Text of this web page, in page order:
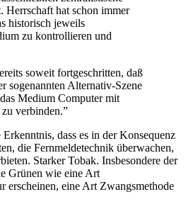
Herrschaft hat schon immer
historisch jeweils
zu kontrollieren und
soweit fortgeschritten, daß
sogenannten Alternativ-Szene
Medium Computer mit
verbinden.”
dass es in der Konsequenz
die Fernmeldetechnik überwachen,
Starker Tobak. Insbesondere der
Grünen wie eine Art
erscheinen, eine Art Zwangsmethode